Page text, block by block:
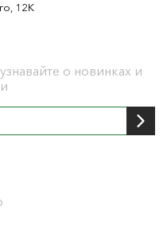
12К
о новинках и